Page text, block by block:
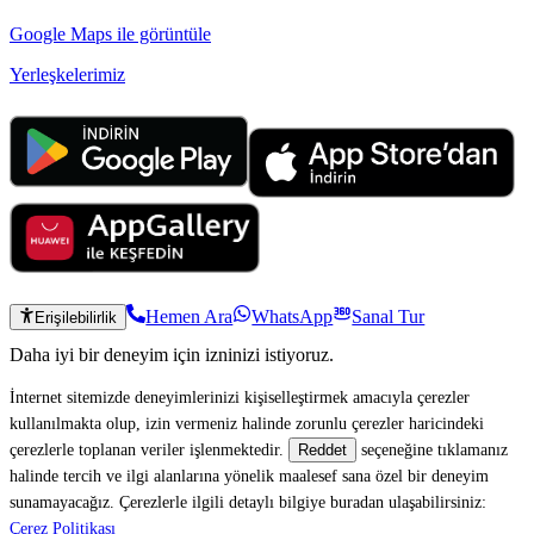
Google Maps ile görüntüle
Yerleşkelerimiz
Erişilebilirlik Hemen Ara WhatsApp
Sanal Tur
Daha iyi bir deneyim için izninizi istiyoruz.
İnternet sitemizde deneyimlerinizi kişiselleştirmek amacıyla çerezler
kullanılmakta olup, izin vermeniz halinde zorunlu çerezler haricindeki
çerezlerle toplanan veriler işlenmektedir.
Reddet
seçeneğine tıklamanız
halinde tercih ve ilgi alanlarına yönelik maalesef sana özel bir deneyim
sunamayacağız. Çerezlerle ilgili detaylı bilgiye buradan ulaşabilirsiniz:
Çerez Politikası